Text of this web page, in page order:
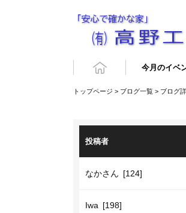
今月のイベ
トップページ > ブログ一覧 > ブログ
投稿者
なかさん [124]
Iwa [198]